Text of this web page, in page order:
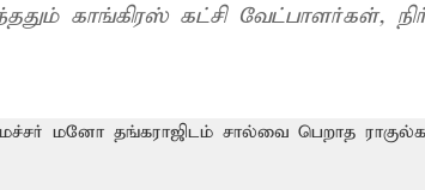
காங்கிரஸ் கட்சி வேட்பாளர்கள்,